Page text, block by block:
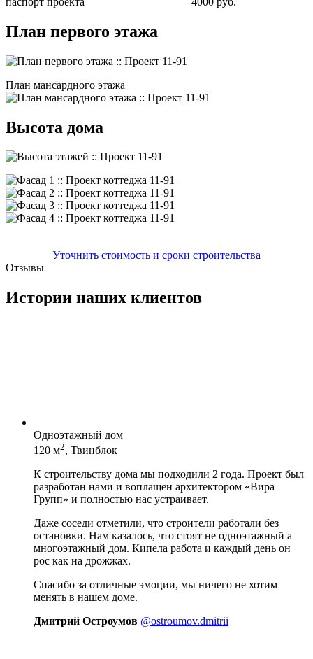
План первого этажа
План мансардного этажа
Высота дома
Уточнить стоимость и сроки строительства
Отзывы
Истории наших клиентов
Одноэтажный дом
120 м2, Твинблок
К строительству дома мы подходили 2 года. Проект был
разработан нами и воплащен архитектором «Вира
Групп» и полностью нас устраивает.
Даже соседи отметили, что строители работали без
остановки. Нам казалось, что стоят не одноэтажный а
многоэтажный дом. Кипела работа и каждый день он
рос как на дрожжах.
Спасибо за отличные эмоции, мы ничего не хотим
менять в нашем доме.
Дмитрий Остроумов @ostroumov.dmitrii